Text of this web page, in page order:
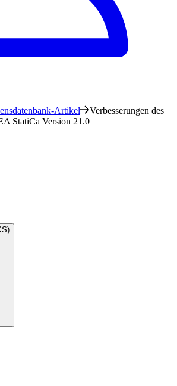
Artikel
Verbesserungen des
StatiCa Version 21.0